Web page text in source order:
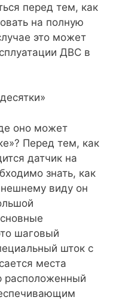
перед тем, как
на полную
это может
ДВС в
оно может
Перед тем, как
датчик на
знать, как
виду он
шаговый
шток с
места
расположенный